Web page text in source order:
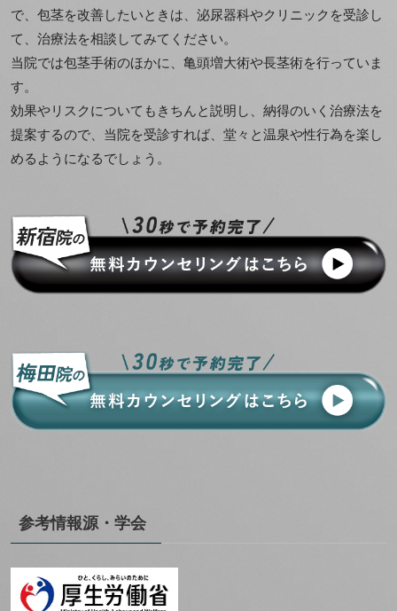
で、包茎を改善したいときは、泌尿器科やクリニックを受診し
て、治療法を相談してみてください。
当院では包茎手術のほかに、亀頭増大術や長茎術を行っていま
す。
効果やリスクについてもきちんと説明し、納得のいく治療法を
提案するので、当院を受診すれば、堂々と温泉や性行為を楽し
めるようになるでしょう。
参考情報源・学会